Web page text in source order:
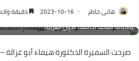
هانى خاطر 2023-10-16 دقيقة
السفيرة "د.هيفاء أبو غزالة" الأمين العام المساعد
بالأمانة العامة لجامعة الدول العربية
صرحت السفيرة الدكتورة هيفاء أبو غزالة